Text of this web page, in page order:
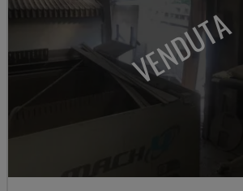
VENDUTA